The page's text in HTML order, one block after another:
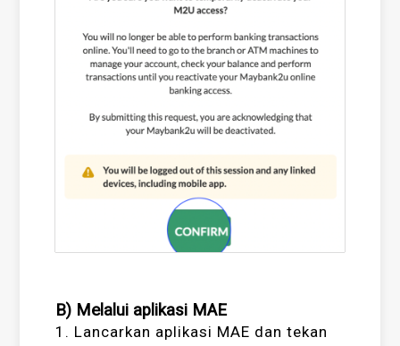
B) Melalui aplikasi MAE
1. Lancarkan aplikasi MAE dan tekan